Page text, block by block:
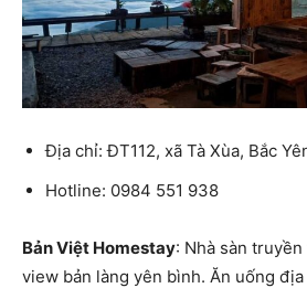
Địa chỉ: ĐT112, xã Tà Xùa, Bắc
Hotline: 0984 551 938
Bản Việt Homestay: Nhà sàn
view bản làng yên bình. Ăn uống